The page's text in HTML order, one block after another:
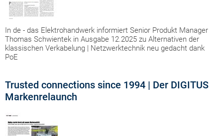
In de - das Elektrohandwerk informiert Senior Produkt Manager
Thomas Schwientek in Ausgabe 12.2025 zu Alternativen der
klassischen Verkabelung | Netzwerktechnik neu gedacht dank
PoE
Trusted connections since 1994 | Der DIGITUS
Markenrelaunch